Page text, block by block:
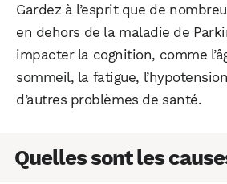
Gardez à l’esprit que de
en dehors de la maladie de
impacter la cognition, comme
sommeil, la fatigue,
d’autres problèmes de santé.
Quelles sont les